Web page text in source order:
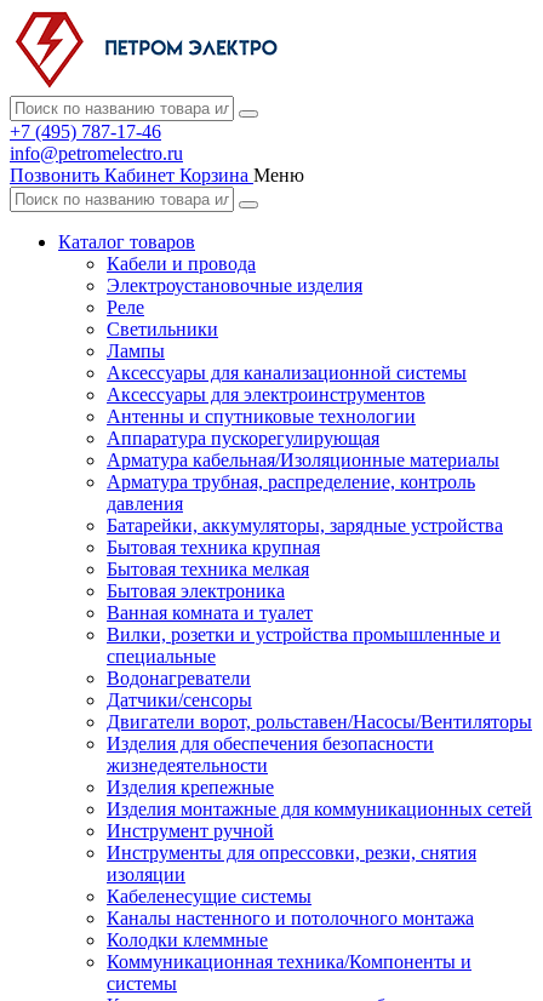
+7 (495) 787-17-46
info@petromelectro.ru
Позвонить Кабинет Корзина Меню
Каталог товаров
Кабели и провода
Электроустановочные изделия
Реле
Светильники
Лампы
Аксессуары для канализационной системы
Аксессуары для электроинструментов
Антенны и спутниковые технологии
Аппаратура пускорегулирующая
Арматура кабельная/Изоляционные материалы
Арматура трубная, распределение, контроль
давления
Батарейки, аккумуляторы, зарядные устройства
Бытовая техника крупная
Бытовая техника мелкая
Бытовая электроника
Ванная комната и туалет
Вилки, розетки и устройства промышленные и
специальные
Водонагреватели
Датчики/сенсоры
Двигатели ворот, рольставен/Насосы/Вентиляторы
Изделия для обеспечения безопасности
жизнедеятельности
Изделия крепежные
Изделия монтажные для коммуникационных сетей
Инструмент ручной
Инструменты для опрессовки, резки, снятия
изоляции
Кабеленесущие системы
Каналы настенного и потолочного монтажа
Колодки клеммные
Коммуникационная техника/Компоненты и
системы